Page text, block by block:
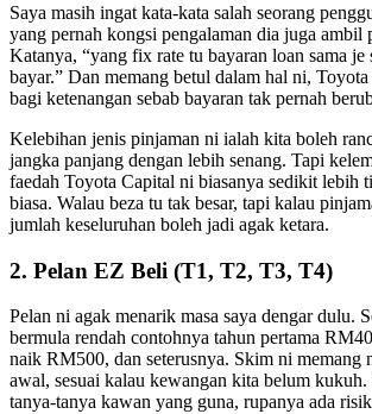
Saya masih ingat kata-kata salah seorang
yang pernah kongsi pengalaman dia juga ambil
Katanya, “yang fix rate tu bayaran loan sama je
bayar.” Dan memang betul dalam hal ni,
bagi ketenangan sebab bayaran tak pernah
Kelebihan jenis pinjaman ni ialah kita boleh
jangka panjang dengan lebih senang. Tapi
faedah Toyota Capital ni biasanya sedikit lebih
biasa. Walau beza tu tak besar, tapi kalau
jumlah keseluruhan boleh jadi agak ketara.
2. Pelan EZ Beli (T1, T2, T3, T4)
Pelan ni agak menarik masa saya dengar dulu.
bermula rendah contohnya tahun pertama
naik RM500, dan seterusnya. Skim ni memang
awal, sesuai kalau kewangan kita belum kukuh.
tanya-tanya kawan yang guna, rupanya ada